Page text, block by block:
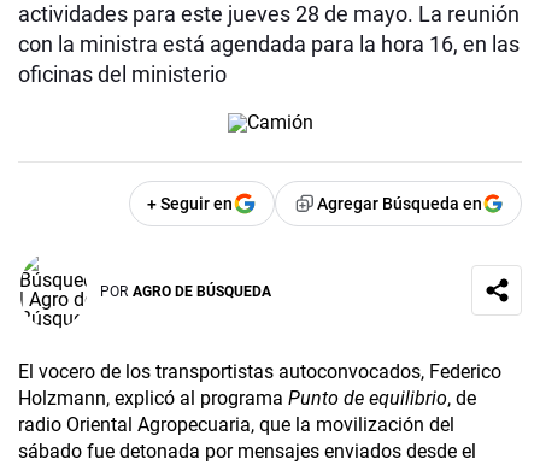
actividades para este jueves 28 de mayo. La reunión
con la ministra está agendada para la hora 16, en las
oficinas del ministerio
+ Seguir en Agregar Búsqueda en
POR AGRO DE BÚSQUEDA
El vocero de los transportistas autoconvocados, Federico
Holzmann, explicó al programa Punto de equilibrio, de
radio Oriental Agropecuaria, que la movilización del
sábado fue detonada por mensajes enviados desde el